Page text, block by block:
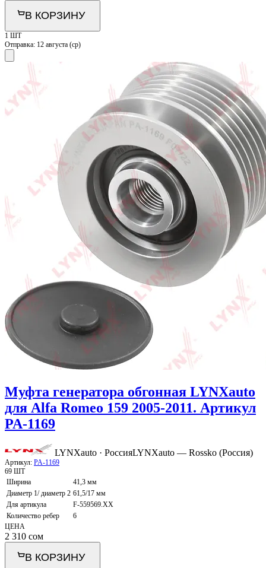
В КОРЗИНУ
1 ШТ
Отправка: 12 августа (ср)
Муфта генератора обгонная LYNXauto
для Alfa Romeo 159 2005-2011. Артикул
PA-1169
LYNXauto · РоссияLYNXauto — Rossko (Россия)
Артикул: PA-1169
69 ШТ
Ширина
41,3 мм
Диаметр 1/ диаметр 2 61,5/17 мм
Для артикула
F-559569.XX
Количество ребер
6
ЦЕНА
2 310 сом
В КОРЗИНУ